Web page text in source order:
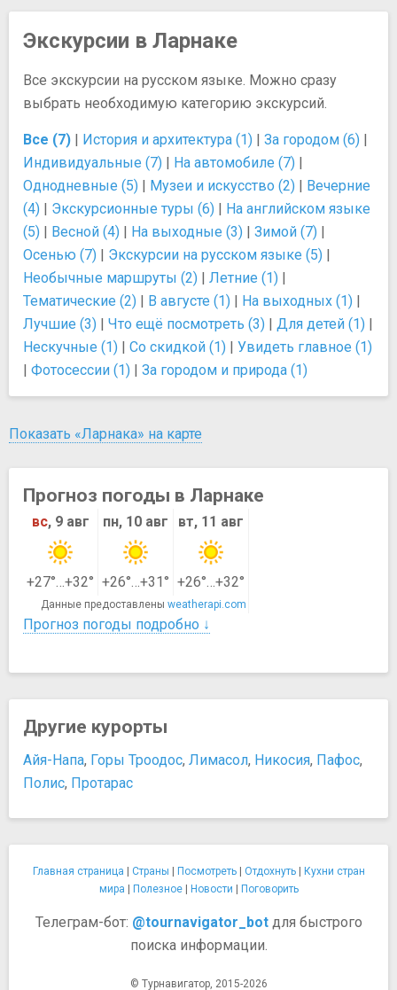
Экскурсии в Ларнаке
Все экскурсии на русском языке. Можно сразу
выбрать необходимую категорию экскурсий.
Все (7) | История и архитектура (1) | За городом (6) |
Индивидуальные (7) | На автомобиле (7) |
Однодневные (5) | Музеи и искусство (2) | Вечерние
(4) | Экскурсионные туры (6) | На английском языке
(5) | Весной (4) | На выходные (3) | Зимой (7) |
Осенью (7) | Экскурсии на русском языке (5) |
Необычные маршруты (2) | Летние (1) |
Тематические (2) | В августе (1) | На выходных (1) |
Лучшие (3) | Что ещё посмотреть (3) | Для детей (1) |
Нескучные (1) | Со скидкой (1) | Увидеть главное (1)
| Фотосессии (1) | За городом и природа (1)
Показать «Ларнака» на карте
Прогноз погоды в Ларнаке
вс, 9 авг пн, 10 авг вт, 11 авг
+27°…+32° +26°…+31° +26°…+32°
Данные предоставлены weatherapi.com
Прогноз погоды подробно ↓
Другие курорты
Айя-Напа, Горы Троодос, Лимасол, Никосия, Пафос,
Полис, Протарас
Главная страница | Страны | Посмотреть| Отдохнуть| Кухни стран
мира | Полезное| Новости | Поговорить
Телеграм-бот: @tournavigator_botдля быстрого
поиска информации.
© Турнавигатор, 2015-2026